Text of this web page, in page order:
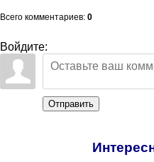
Всего комментариев: 0
Войдите:
Отправить